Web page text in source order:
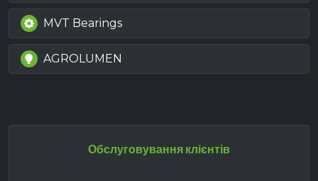
MVT Bearings
AGROLUMEN
Обслуговування клієнтів